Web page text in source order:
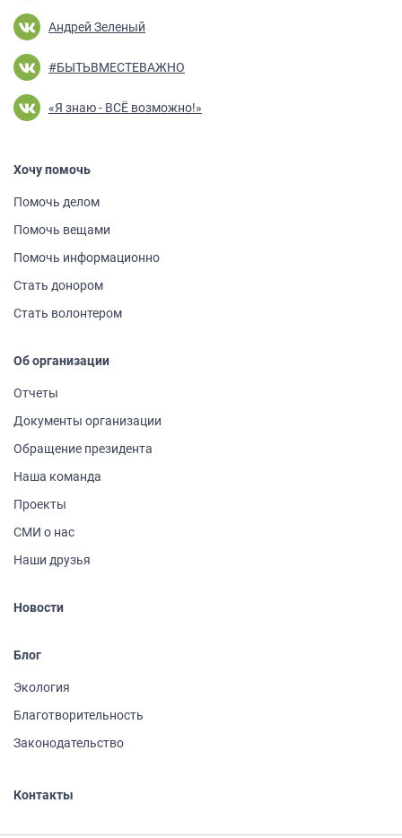
Андрей Зеленый
#БЫТЬВМЕСТЕВАЖНО
«Я знаю - ВСЁ возможно!»
Хочу помочь
Помочь делом
Помочь вещами
Помочь информа­ционно
Стать донором
Стать волонтером
Об организации
Отчеты
Документы организации
Обращение президента
Наша команда
Проекты
СМИ о нас
Наши друзья
Новости
Блог
Экология
Благотворительность
Законодательство
Контакты